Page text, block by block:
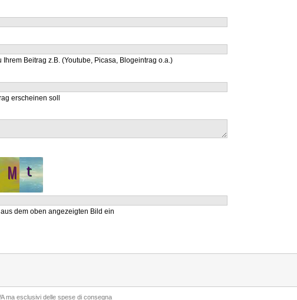
Beitrag z.B. (Youtube, Picasa, Blogeintrag o.a.)
erscheinen soll
dem oben angezeigten Bild ein
ma esclusivi delle spese di consegna